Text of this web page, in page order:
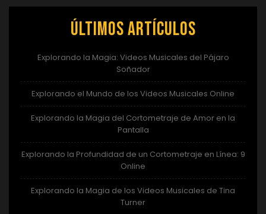
Últimos artículos
Explorando la Magia: Videos Musicales del Pájaro
Soñador
Explorando el Mundo de los Videos Musicales Online
Explorando la Magia del Cortometraje de Amor en la
Pantalla
Explorando la Profundidad de un Cortometraje en Línea: 9
Online
Explorando la Magia de los Videos Musicales de Tina
Turner